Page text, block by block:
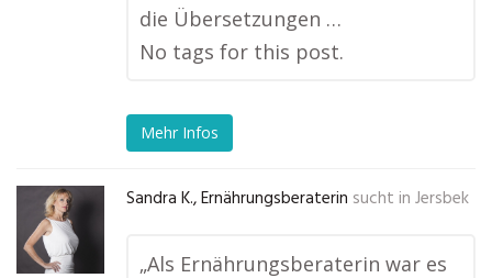
die Übersetzungen …
No tags for this post.
Mehr Infos
Sandra K., Ernährungsberaterin sucht in Jersbek
„Als Ernährungsberaterin war es